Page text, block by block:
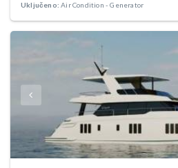
Uključeno: Air Condition Generator